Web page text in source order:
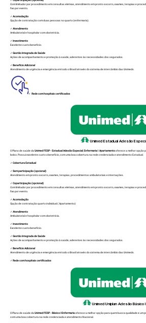
Com limitador por procedimento em consultas eletivas, atendimento em pronto socorro, exames, terapias e
fixo por evento.
✓ Acomodação
Opção de contratação com duas pessoas no quarto (enfermaria).
✓ Atendimento
Ambulatorial e hospitalar com obstetrícia.
✓ Investimento
Excelente custo-benefício.
✓ Gestão Integrada de Saúde
Ações de acompanhamento e promoção à saúde, aderentes às necessidades dos segurados.
✓ Benefício Adicional
Atendimento de urgência e emergência em todo o Brasil através do sistema de intercâmbio das Unimeds.
✓ Rede com hospitais certificados
Unimed Estadual Adesão
O Plano de saúde daUnimed FESP - Estadual Adesão Especial;Enfermaria I Apartamentooferece a melhor opção
bolso. Possui excelente custo x benefício, com uma boa cobertura na rede credenciada e atendimento Estadual.
✓ Cobertura Estadual
✓ Sem participação (opcional)
Atendimento em pronto socorro, exames, terapias, procedimentos ambulatoriais e internações.
✓ Coparticipação (opcional)
Com limitador por procedimento em consultas eletivas, atendimento em pronto socorro, exames, terapias e
fixo por evento.
✓ Acomodação
Opção de contratação quarto individual ( Apartamento)
✓ Atendimento
Ambulatorial e hospitalar com obstetrícia.
✓ Investimento
Excelente custo-benefício.
✓ Gestão Integrada de Saúde
Ações de acompanhamento e promoção à saúde, aderentes às necessidades dos segurados.
✓ Benefício Adicional
Atendimento de urgência e emergência em todo o Brasil através do sistema de intercâmbio das Unimeds.
✓ Rede com hospitais certificados
Unimed Uniplan Adesão Básico I
O Plano de saúde daUnimed FESP - Básico I Enfermariaoferece a melhor opção para quem busca qualidade e um
com uma boa cobertura na rede credenciada e atendimento Nacional.